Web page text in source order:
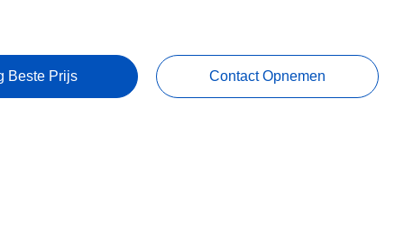
Beste Prijs Contact Opnemen